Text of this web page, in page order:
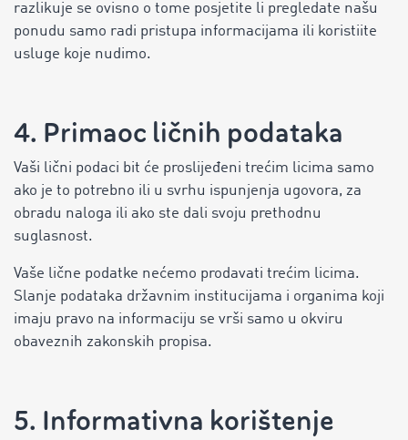
razlikuje se ovisno o tome posjetite li pregledate našu
ponudu samo radi pristupa informacijama ili koristiite
usluge koje nudimo.
4. Primaoc ličnih podataka
Vaši lični podaci bit će proslijeđeni trećim licima samo
ako je to potrebno ili u svrhu ispunjenja ugovora, za
obradu naloga ili ako ste dali svoju prethodnu
suglasnost.
Vaše lične podatke nećemo prodavati trećim licima.
Slanje podataka državnim institucijama i organima koji
imaju pravo na informaciju se vrši samo u okviru
obaveznih zakonskih propisa.
5. Informativna korištenje